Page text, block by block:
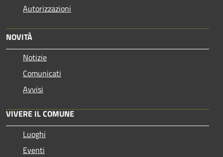
Autorizzazioni
NOVITÀ
Notizie
Comunicati
Avvisi
VIVERE IL COMUNE
Luoghi
Eventi